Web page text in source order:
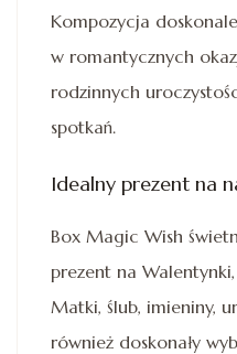
Kompozycja
w romantycznych
rodzinnych
spotkań.
Idealny prezent na
Box Magic Wish
prezent na
Matki, ślub, imieniny,
również doskonały